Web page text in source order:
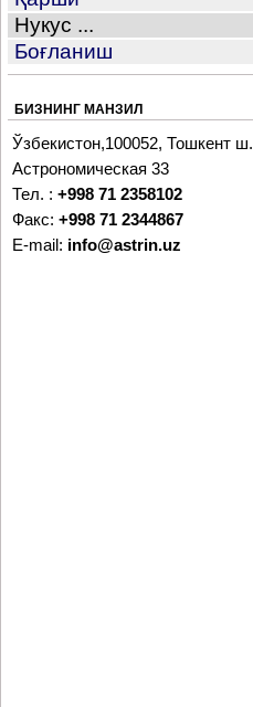
Нукус ...
Боғланиш
БИЗНИНГ МАНЗИЛ
Ўзбекистон,100052, Тошкент ш.
Астрономическая 33
Тел. : +998 71 2358102
Факс: +998 71 2344867
E-mail: info@astrin.uz